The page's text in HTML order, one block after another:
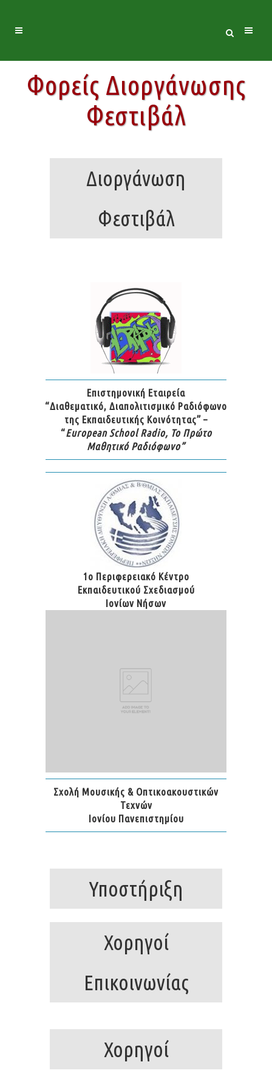
Φορείς Διοργάνωσης
Φεστιβάλ
Διοργάνωση
Φεστιβάλ
Επιστημονική Εταιρεία
“Διαθεματικό, Διαπολιτισμικό Ραδιόφωνο
της Εκπαιδευτικής Κοινότητας” –
“European School Radio, Το Πρώτο
Μαθητικό Ραδιόφωνο”
1ο Περιφερειακό Κέντρο
Εκπαιδευτικού Σχεδιασμού
Ιονίων Νήσων
Σχολή Μουσικής & Οπτικοακουστικών
Τεχνών
Ιονίου Πανεπιστημίου
Υποστήριξη
Χορηγοί
Επικοινωνίας
Χορηγοί